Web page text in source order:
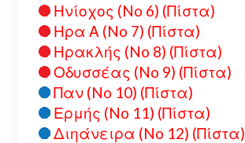
Ηνίοχος (No 6) (Πίστα)
Ηρα Α (No 7) (Πίστα)
Ηρακλής (No 8) (Πίστα)
Οδυσσέας (No 9) (Πίστα)
Παν (No 10) (Πίστα)
Ερμής (No 11) (Πίστα)
Διηάνειρα (No 12) (Πίστα)